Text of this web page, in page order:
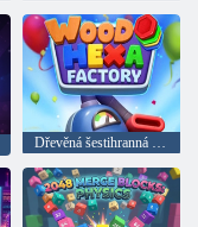
Dřevěná šestihranná továrna